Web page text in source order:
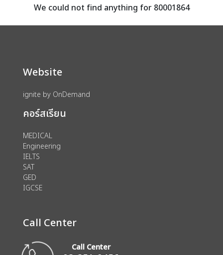
assignment ลงทะเบียน
We could not find anything for 80001864
Website
ignite by OnDemand
คอร์สเรียน
MEDICAL
Engineering
IELTS
SAT
GED
IGCSE
Call Center
Call Center